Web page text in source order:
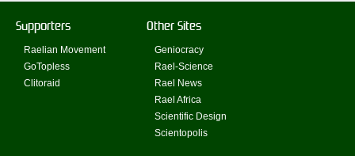
Supporters
Raelian Movement
GoTopless
Clitoraid
Other Sites
Geniocracy
Rael-Science
Rael News
Rael Africa
Scientific Design
Scientopolis